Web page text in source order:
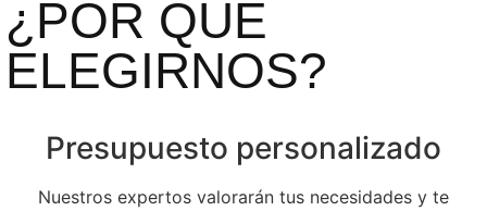
¿POR QUÉ
ELEGIRNOS?
Presupuesto personalizado
Nuestros expertos valorarán tus necesidades y te